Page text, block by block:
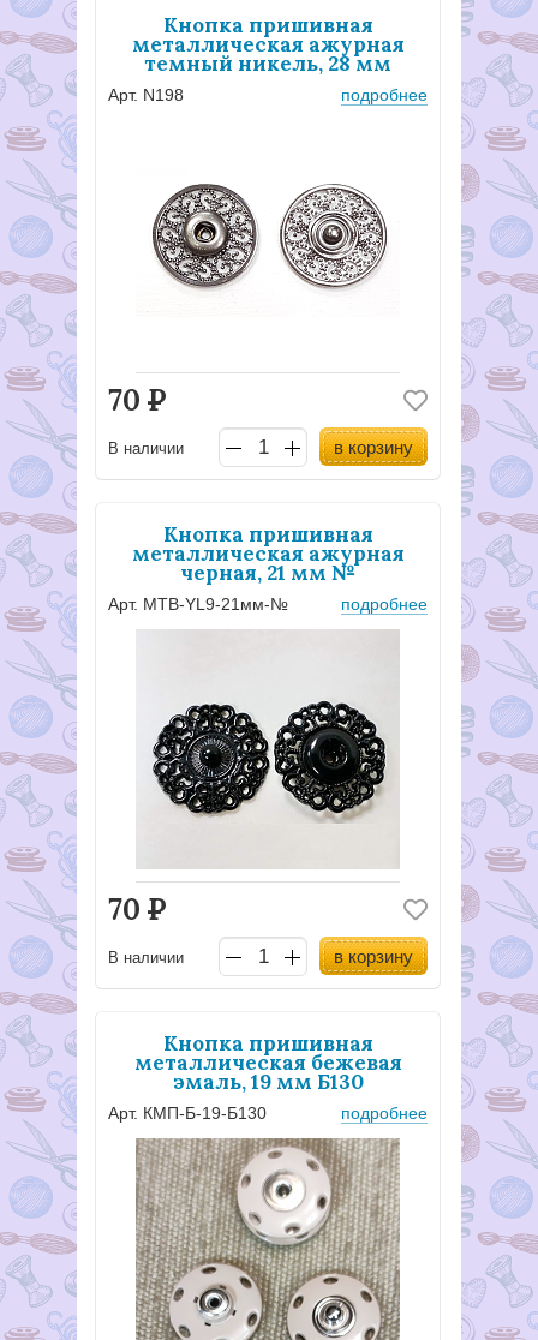
Кнопка пришивная
металлическая ажурная
темный никель, 28 мм
Арт. N198 подробнее
70 Р
В наличии в корзину
Кнопка пришивная
металлическая ажурная
черная, 21 мм №
Арт. MTB-YL9-21мм-№ подробнее
70 Р
В наличии в корзину
Кнопка пришивная
металлическая бежевая
эмаль, 19 мм Б130
Арт. КМП-Б-19-Б130 подробнее